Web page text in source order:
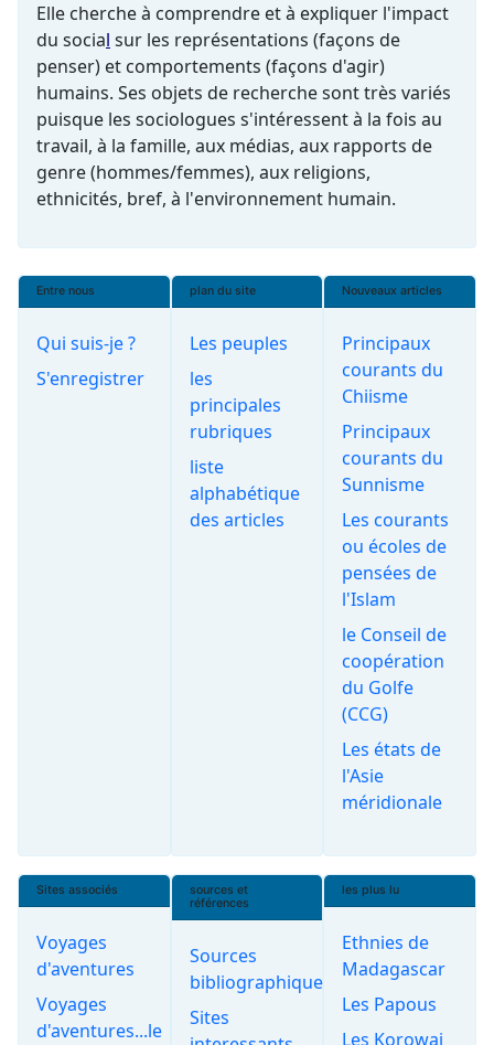
Elle cherche à comprendre et à expliquer l'impact
du social sur les représentations (façons de
penser) et comportements (façons d'agir)
humains. Ses objets de recherche sont très variés
puisque les sociologues s'intéressent à la fois au
travail, à la famille, aux médias, aux rapports de
genre (hommes/femmes), aux religions,
ethnicités, bref, à l'environnement humain.
Entre nous
Qui suis-je ?
S'enregistrer
plan du site
Les peuples
les
principales
rubriques
liste
alphabétique
des articles
Nouveaux articles
Principaux
courants du
Chiisme
Principaux
courants du
Sunnisme
Les courants
ou écoles de
pensées de
l'Islam
le Conseil de
coopération
du Golfe
(CCG)
Les états de
l'Asie
méridionale
Sites associés
Voyages
d'aventures
Voyages
d'aventures...le
sources et
références
Sources
bibliographiques
Sites
les plus lu
Ethnies de
Madagascar
Les Papous
Les Korowai